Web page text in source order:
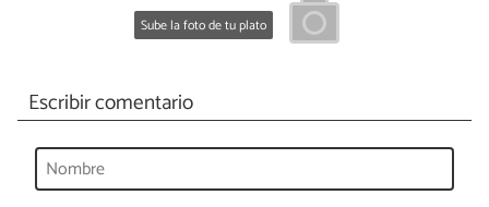
Sube la foto de tu plato
Escribir comentario